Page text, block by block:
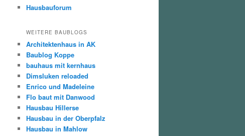
Hausbauforum
WEITERE BAUBLOGS
Architektenhaus in AK
Baublog Koppe
bauhaus mit kernhaus
Dimsluken reloaded
Enrico und Madeleine
Flo baut mit Danwood
Hausbau Hillerse
Hausbau in der Oberpfalz
Hausbau in Mahlow